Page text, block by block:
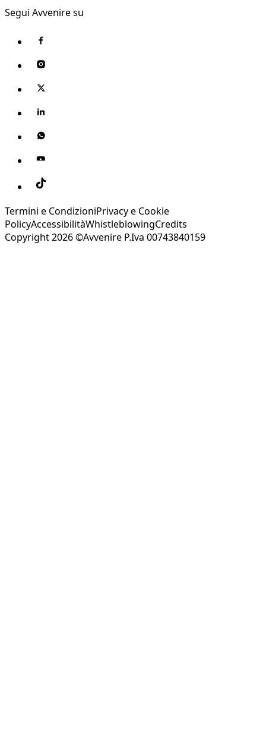
Segui Avvenire su
Termini e CondizioniPrivacy e Cookie
PolicyAccessibilitàWhistleblowingCredits
Copyright 2026 ©Avvenire P.Iva 00743840159